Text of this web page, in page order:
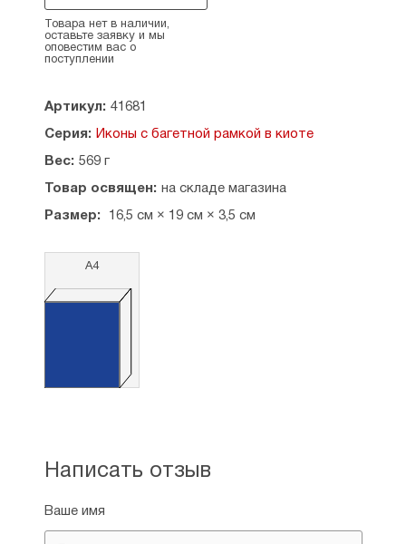
Товара нет в наличии,
оставьте заявку и мы
оповестим вас о
поступлении
Артикул: 41681
Серия: Иконы с багетной рамкой в киоте
Вес: 569 г
Товар освящен: на складе магазина
Размер: 16,5 см × 19 см × 3,5 см
А4
Написать отзыв
Ваше имя